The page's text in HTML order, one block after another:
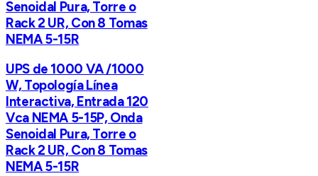
Senoidal Pura, Torre o
Rack 2 UR, Con 8 Tomas
NEMA 5-15R
UPS de 1000 VA /1000
W, Topología Línea
Interactiva, Entrada 120
Vca NEMA 5-15P, Onda
Senoidal Pura, Torre o
Rack 2 UR, Con 8 Tomas
NEMA 5-15R